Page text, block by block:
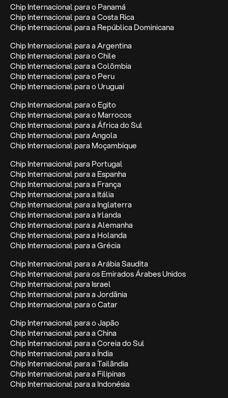
Chip Internacional para o Panamá
Chip Internacional para a Costa Rica
Chip Internacional para a República Dominicana
Chip Internacional para a Argentina
Chip Internacional para o Chile
Chip Internacional para a Colômbia
Chip Internacional para o Peru
Chip Internacional para o Uruguai
Chip Internacional para o Egito
Chip Internacional para o Marrocos
Chip Internacional para a África do Sul
Chip Internacional para Angola
Chip Internacional para Moçambique
Chip Internacional para Portugal
Chip Internacional para a Espanha
Chip Internacional para a França
Chip Internacional para a Itália
Chip Internacional para a Inglaterra
Chip Internacional para a Irlanda
Chip Internacional para a Alemanha
Chip Internacional para a Holanda
Chip Internacional para a Grécia
Chip Internacional para a Arábia Saudita
Chip Internacional para os Emirados Árabes Unidos
Chip Internacional para Israel
Chip Internacional para a Jordânia
Chip Internacional para o Catar
Chip Internacional para o Japão
Chip Internacional para a China
Chip Internacional para a Coreia do Sul
Chip Internacional para a Índia
Chip Internacional para a Tailândia
Chip Internacional para a Filipinas
Chip Internacional para a Indonésia